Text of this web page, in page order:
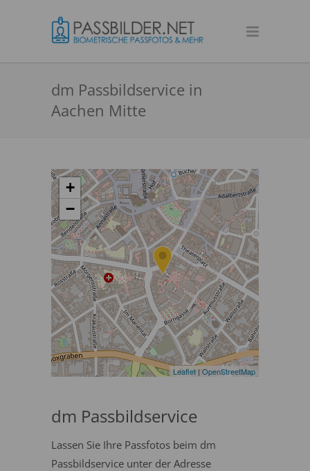
dm Passbildservice in
Aachen Mitte
+
−
Leaflet|OpenStreetMap
dm Passbildservice
Lassen Sie Ihre Passfotos beim dm
Passbildservice unter der Adresse